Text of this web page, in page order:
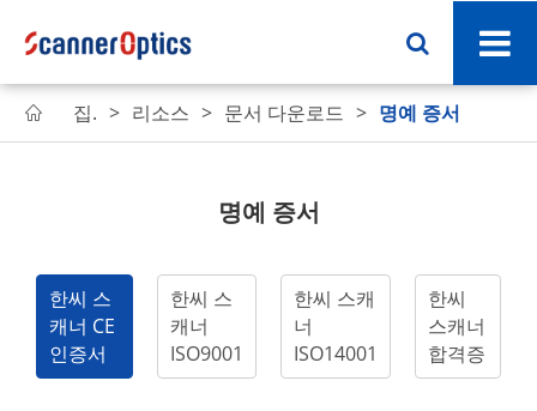
 집. 리소스 문서 다운로드 명예 증서
명예 증서
한씨 스
캐너 CE
인증서
한씨 스
캐너
ISO9001
한씨 스캐
너
ISO14001
한씨
스캐너
합격증